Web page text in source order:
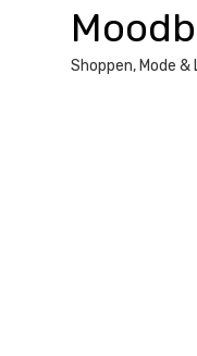
Shoppen, Mode